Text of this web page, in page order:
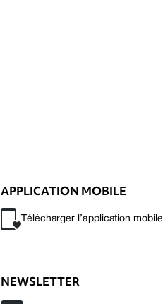
APPLICATION MOBILE
Télécharger l’application mobile
NEWSLETTER